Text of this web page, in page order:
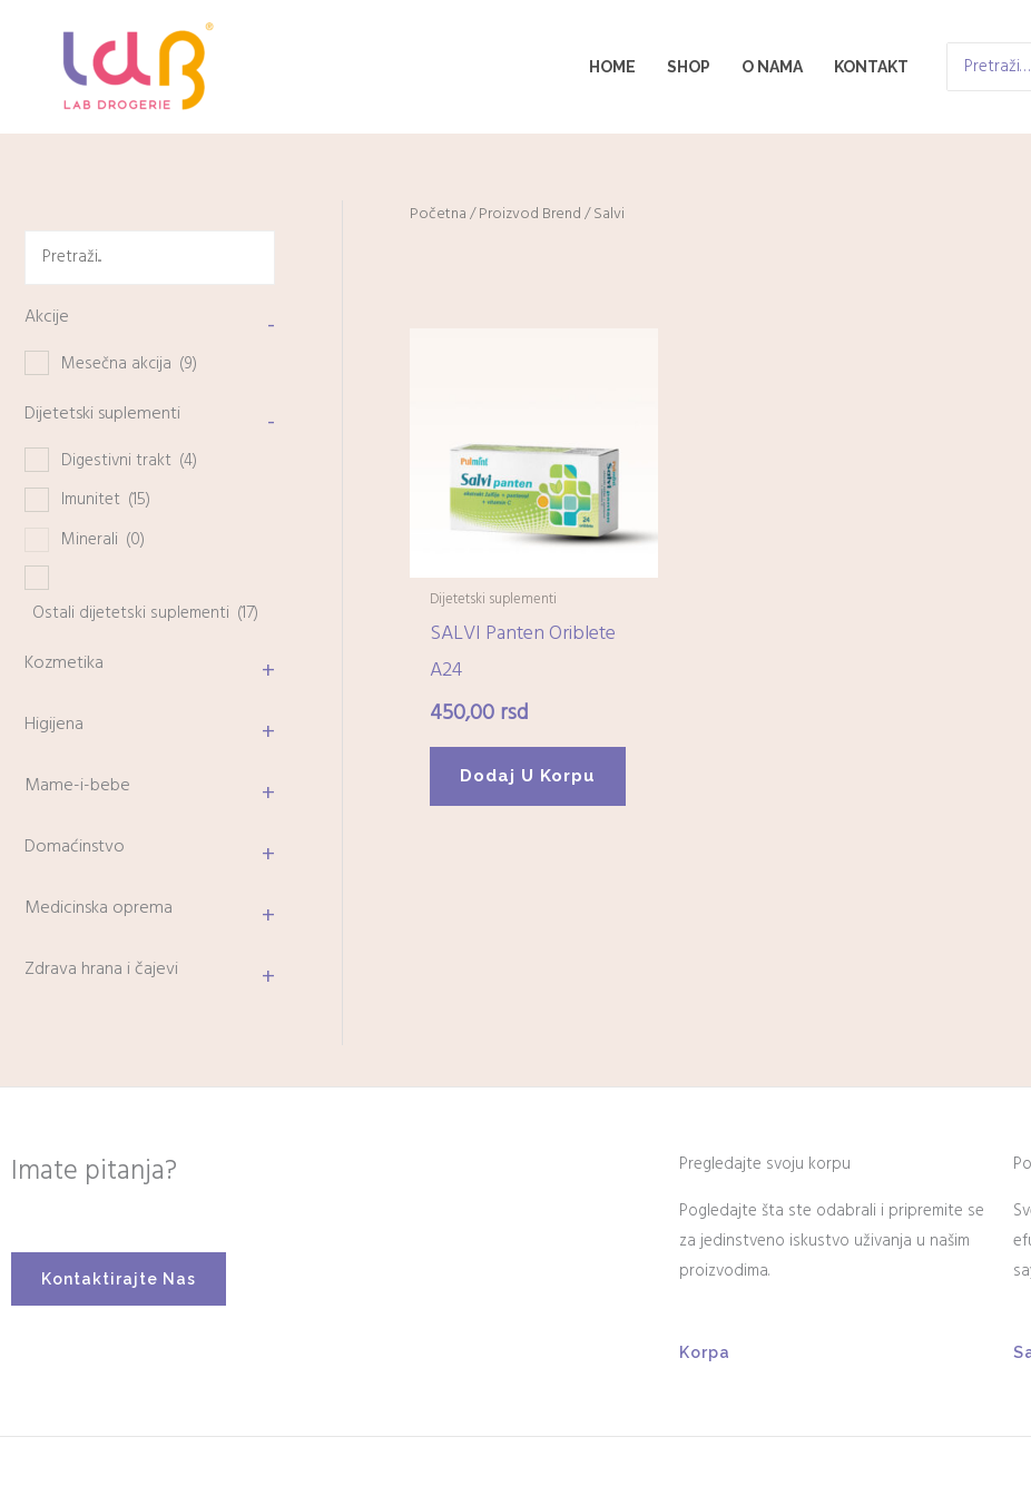
HOME SHOP O NAMA KONTAKT
Search
Akcije -
Mesečna akcija (9)
Dijetetski suplementi -
Digestivni trakt (4)
Imunitet (15)
Minerali (0)
Ostali dijetetski suplementi (17)
Kozmetika +
Higijena +
Mame-i-bebe +
Domaćinstvo +
Medicinska oprema +
Zdrava hrana i čajevi +
Početna/ Proizvod Brend / Salvi
Dijetetski suplementi
SALVI Panten Oriblete
A24
450,00rsd
Dodaj U Korpu
Imate pitanja?
Kontaktirajte Nas
Pregledajte svoju korpu
Pogledajte šta ste odabrali i pripremite se
za jedinstveno iskustvo uživanja u našim
proizvodima.
Korpa